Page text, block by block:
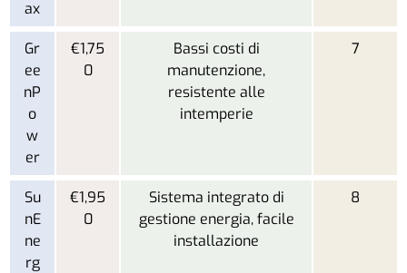
ax
Gr
ee
nP
o
w
er
€1,75
0
Bassi costi di
manutenzione,
resistente alle
intemperie
7
Su
nE
ne
rg
€1,95
0
Sistema integrato di
gestione energia, facile
installazione
8